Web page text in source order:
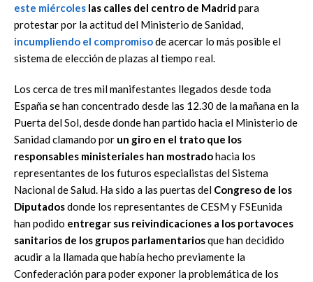
este miércoles las calles del centro de Madrid para
protestar por la actitud del Ministerio de Sanidad,
incumpliendo el compromisode acercar lo más posible el
sistema de elección de plazas al tiempo real.
Los cerca de tres mil manifestantes llegados desde toda
España se han concentrado desde las 12.30 de la mañana en la
Puerta del Sol, desde donde han partido hacia el Ministerio de
Sanidad clamando por un giro en el trato que los
responsables ministeriales han mostradohacia los
representantes de los futuros especialistas del Sistema
Nacional de Salud. Ha sido a las puertas del Congreso de los
Diputadosdonde los representantes de CESM y FSEunida
han podido entregar sus reivindicaciones a los portavoces
sanitarios de los grupos parlamentariosque han decidido
acudir a la llamada que había hecho previamente la
Confederación para poder exponer la problemática de los